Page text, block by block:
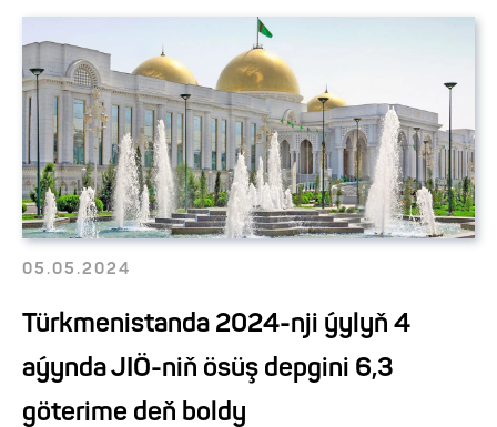
05.05.2024
Türkmenistanda 2024-nji ýylyň 4
aýynda JIÖ-niň ösüş depgini 6,3
göterime deň boldy